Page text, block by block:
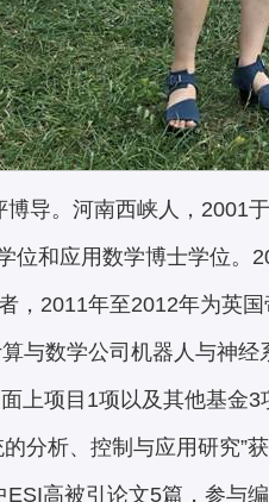
导。河南西峡人，2001
位和应用数学博士学位。
，2011年至2012年为英
与数学公司机器人与神
上项目1项以及其他基金
分析、控制与应用研究”
高被引论文5篇，参与